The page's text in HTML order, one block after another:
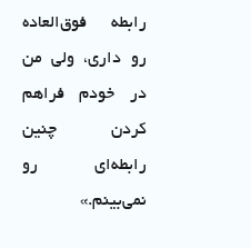
رابطه فوق‌العاده
رو داری، ولی من
در خودم فراهم
کردن چنین
رابطه‌ای رو
نمی‌بینم.»